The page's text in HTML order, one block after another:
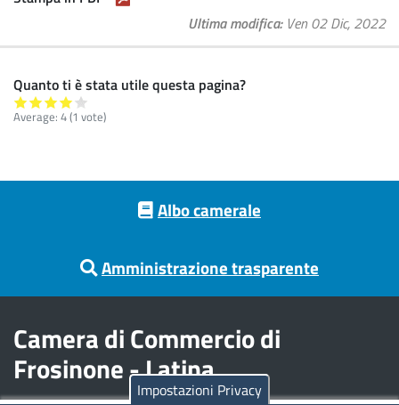
Ultima modifica Ven 02 Dic, 2022
Quanto ti è stata utile questa pagina?
Average: 4(1 vote)
Albo camerale
Amministrazione trasparente
Camera di Commercio di
Frosinone - Latina
Impostazioni Privacy